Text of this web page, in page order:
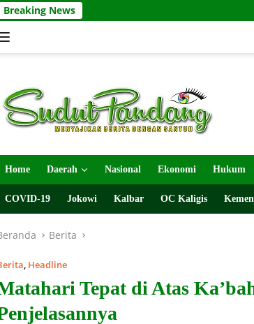
Breaking News
Home Daerah Nasional Ekonomi Hukum
COVID-19 Jokowi Kalbar OC Kaligis
Berita
, Headline
Tepat di Atas